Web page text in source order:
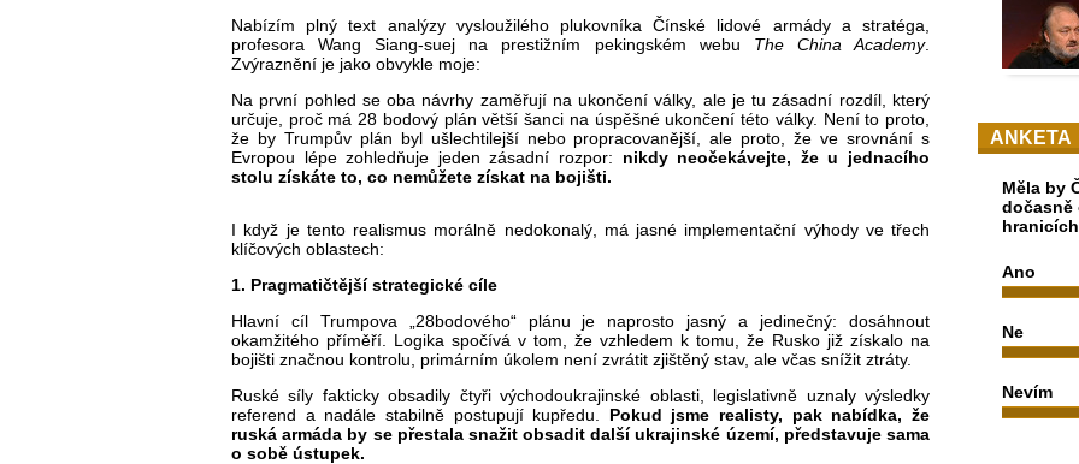
Nabízím plný text analýzy vysloužilého plukovníka Čínské lidové armády a stratéga,
profesora Wang Siang-suej na prestižním pekingském webu The China Academy.
Zvýraznění je jako obvykle moje:
Na první pohled se oba návrhy zaměřují na ukončení války, ale je tu zásadní rozdíl, který
určuje, proč má 28 bodový plán větší šanci na úspěšné ukončení této války. Není to proto,
že by Trumpův plán byl ušlechtilejší nebo propracovanější, ale proto, že ve srovnání s
Evropou lépe zohledňuje jeden zásadní rozpor: nikdy neočekávejte, že u jednacího
stolu získáte to, co nemůžete získat na bojišti.
I když je tento realismus morálně nedokonalý, má jasné implementační výhody ve třech
klíčových oblastech:
1. Pragmatičtější strategické cíle
Hlavní cíl Trumpova „28bodového“ plánu je naprosto jasný a jedinečný: dosáhnout
okamžitého příměří. Logika spočívá v tom, že vzhledem k tomu, že Rusko již získalo na
bojišti značnou kontrolu, primárním úkolem není zvrátit zjištěný stav, ale včas snížit ztráty.
Ruské síly fakticky obsadily čtyři východoukrajinské oblasti, legislativně uznaly výsledky
referend a nadále stabilně postupují kupředu. Pokud jsme realisty, pak nabídka, že
ruská armáda by se přestala snažit obsadit další ukrajinské území, představuje sama
o sobě ústupek.
ANKETA
Měla by
dočasně
Ano
Ne
Nevím